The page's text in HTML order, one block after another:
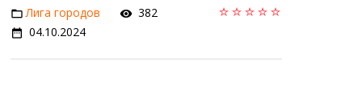
Лига городов
382
04.10.2024